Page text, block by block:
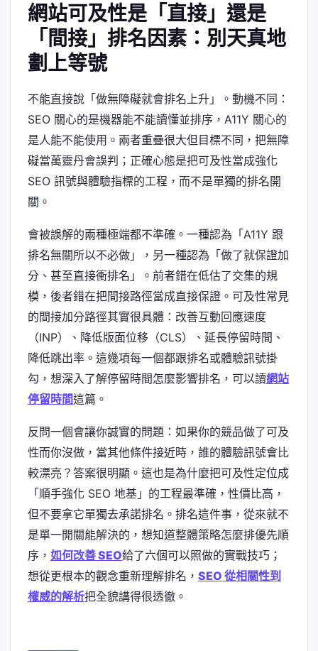
網站可及性是「直接」還是
「間接」排名因素：別天真地
劃上等號
不能直接說「做無障礙就會排名上升」。動機不同：
SEO 關心的是機器能不能讀懂並排序，A11Y 關心的
是人能不能使用。兩者重疊很大但目標不同，把無障
礙當萬靈丹會誤判；正確心態是把可及性當成強化
SEO 訊號與體驗指標的工程，而不是單獨的排名開
關。
會被誤解的兩種極端都不準確。一種認為「A11Y 跟
排名無關所以不必做」，另一種認為「做了就保證加
分、甚至直接衝排名」。前者錯在低估了交集的規
模，後者錯在把間接路徑當成直接保證。可及性常見
的間接加分路徑其實很具體：改善互動回應速度
（INP）、降低版面位移（CLS）、延長停留時間、
降低跳出率。這幾項每一個都跟排名或體驗訊號掛
勾，想深入了解停留時間怎麼影響排名，可以讀網站
停留時間這篇。
反問一個會讓你誠實的問題：如果你的競品做了可及
性而你沒做，當其他條件接近時，誰的體驗訊號會比
較漂亮？答案很明顯。這也是為什麼把可及性定位成
「順手強化 SEO 地基」的工程最準確，性價比高，
但不要拿它單獨去承諾排名。排名這件事，從來就不
是單一開關能解決的，想知道整體策略怎麼排優先順
序， 如何改善 SEO給了六個可以照做的實戰技巧；
想從更根本的觀念重新理解排名， SEO 從相關性到
權威的解析把全貌講得很透徹。